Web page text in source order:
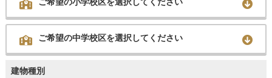
ご希望の中学校区を選択してください
建物種別